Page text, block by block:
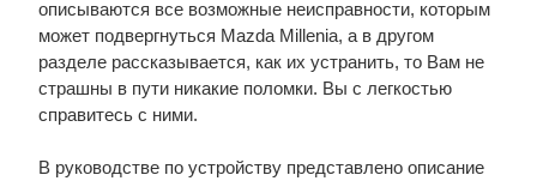
описываются все возможные неисправности, которым
может подвергнуться Mazda Millenia, а в другом
разделе рассказывается, как их устранить, то Вам не
страшны в пути никакие поломки. Вы с легкостью
справитесь с ними.
В руководстве по устройству представлено описание